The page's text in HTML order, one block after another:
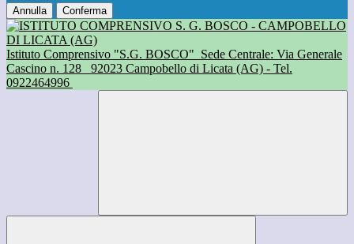
Annulla Conferma
Istituto Comprensivo "S.G. BOSCO" Sede Centrale: Via Generale
Cascino n. 128
92023 Campobello di Licata (AG) - Tel.
0922464996